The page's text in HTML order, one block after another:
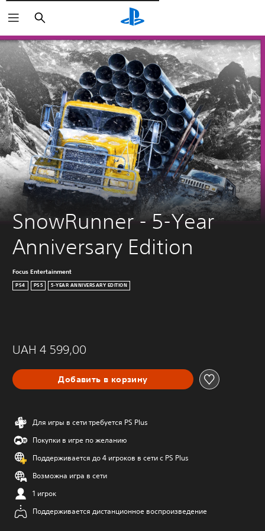
Поиск
SnowRunner - 5-Year
Anniversary Edition
Focus Entertainment
PS4 PS5 5-YEAR ANNIVERSARY EDITION
UAH 4 599,00
Добавить в корзину
Для игры в сети требуется PS Plus
Покупки в игре по желанию
Поддерживается до 4 игроков в сети с PS Plus
Возможна игра в сети
1 игрок
Поддерживается дистанционное воспроизведение